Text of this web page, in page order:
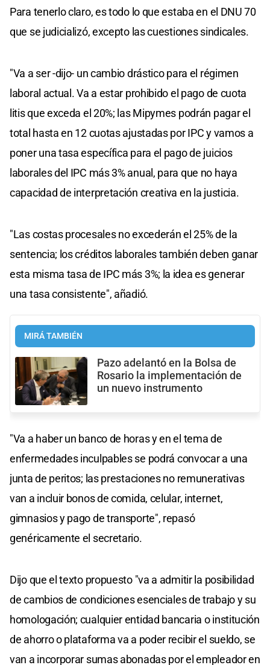
Para tenerlo claro, es todo lo que estaba en el DNU 70
que se judicializó, excepto las cuestiones sindicales.
"Va a ser -dijo- un cambio drástico para el régimen
laboral actual. Va a estar prohibido el pago de cuota
litis que exceda el 20%; las Mipymes podrán pagar el
total hasta en 12 cuotas ajustadas por IPC y vamos a
poner una tasa específica para el pago de juicios
laborales del IPC más 3% anual, para que no haya
capacidad de interpretación creativa en la justicia.
"Las costas procesales no excederán el 25% de la
sentencia; los créditos laborales también deben ganar
esta misma tasa de IPC más 3%; la idea es generar
una tasa consistente", añadió.
MIRÁ TAMBIÉN
Pazo adelantó en la Bolsa de
Rosario la implementación de
un nuevo instrumento
"Va a haber un banco de horas y en el tema de
enfermedades inculpables se podrá convocar a una
junta de peritos; las prestaciones no remunerativas
van a incluir bonos de comida, celular, internet,
gimnasios y pago de transporte", repasó
genéricamente el secretario.
Dijo que el texto propuesto "va a admitir la posibilidad
de cambios de condiciones esenciales de trabajo y su
homologación; cualquier entidad bancaria o institución
de ahorro o plataforma va a poder recibir el sueldo, se
van a incorporar sumas abonadas por el empleador en